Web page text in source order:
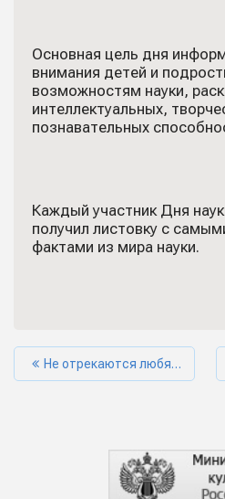
Основная цель дня
внимания детей и
возможностям науки,
интеллектуальных,
познавательных
Каждый участник Дня
получил листовку с
фактами из мира науки.
Не отрекаются любя…